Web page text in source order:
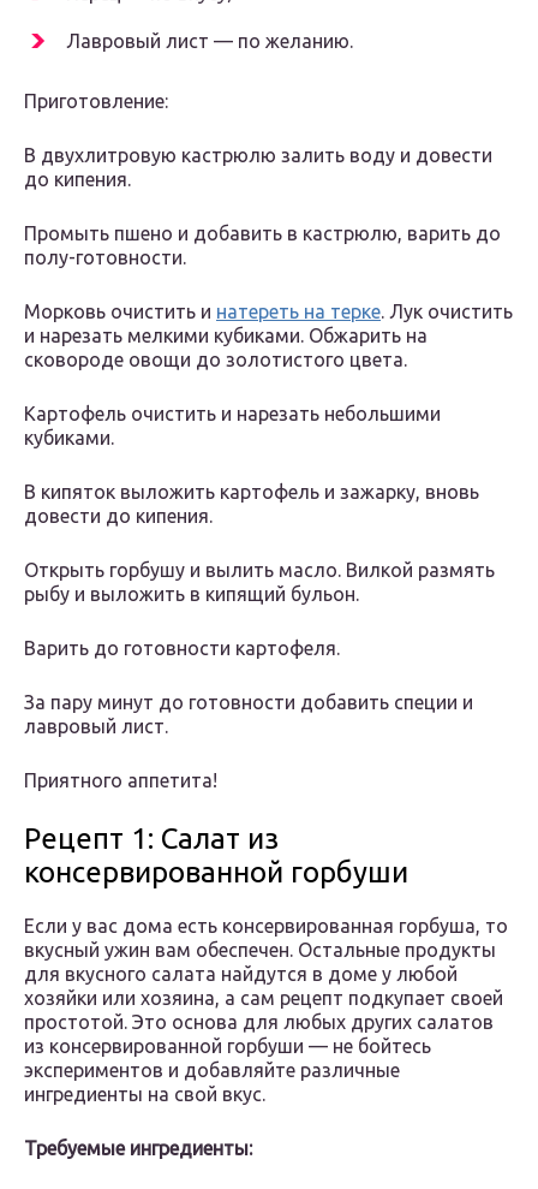
Лавровый лист — по желанию.
Приготовление:
В двухлитровую кастрюлю залить воду и довести
до кипения.
Промыть пшено и добавить в кастрюлю, варить до
полу-готовности.
Морковь очистить и натереть на терке. Лук очистить
и нарезать мелкими кубиками. Обжарить на
сковороде овощи до золотистого цвета.
Картофель очистить и нарезать небольшими
кубиками.
В кипяток выложить картофель и зажарку, вновь
довести до кипения.
Открыть горбушу и вылить масло. Вилкой размять
рыбу и выложить в кипящий бульон.
Варить до готовности картофеля.
За пару минут до готовности добавить специи и
лавровый лист.
Приятного аппетита!
Рецепт 1: Салат из
консервированной горбуши
Если у вас дома есть консервированная горбуша, то
вкусный ужин вам обеспечен. Остальные продукты
для вкусного салата найдутся в доме у любой
хозяйки или хозяина, а сам рецепт подкупает своей
простотой. Это основа для любых других салатов
из консервированной горбуши — не бойтесь
экспериментов и добавляйте различные
ингредиенты на свой вкус.
Требуемые ингредиенты: